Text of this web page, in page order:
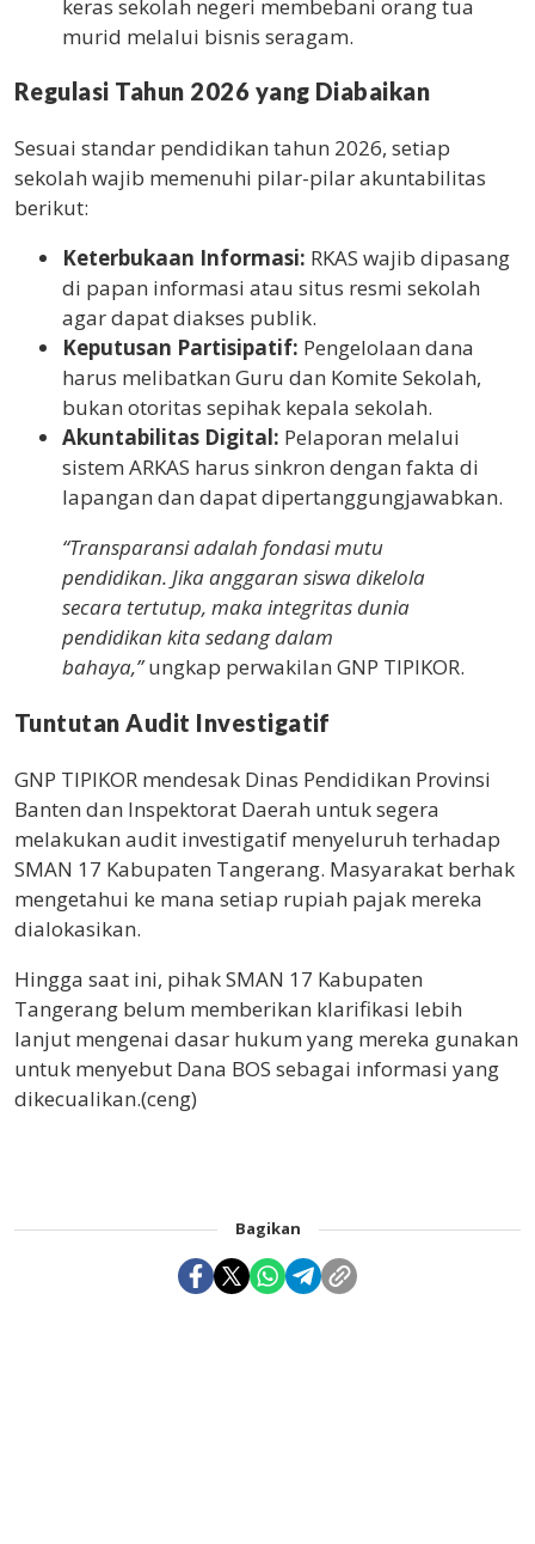
keras sekolah negeri membebani orang tua
murid melalui bisnis seragam.
Regulasi Tahun 2026 yang Diabaikan
Sesuai standar pendidikan tahun 2026, setiap
sekolah wajib memenuhi pilar-pilar akuntabilitas
berikut:
Keterbukaan Informasi: RKAS wajib dipasang
di papan informasi atau situs resmi sekolah
agar dapat diakses publik.
Keputusan Partisipatif: Pengelolaan dana
harus melibatkan Guru dan Komite Sekolah,
bukan otoritas sepihak kepala sekolah.
Akuntabilitas Digital: Pelaporan melalui
sistem ARKAS harus sinkron dengan fakta di
lapangan dan dapat dipertanggungjawabkan.
“Transparansi adalah fondasi mutu
pendidikan. Jika anggaran siswa dikelola
secara tertutup, maka integritas dunia
pendidikan kita sedang dalam
bahaya,”ungkap perwakilan GNP TIPIKOR.
Tuntutan Audit Investigatif
GNP TIPIKOR mendesak Dinas Pendidikan Provinsi
Banten dan Inspektorat Daerah untuk segera
melakukan audit investigatif menyeluruh terhadap
SMAN 17 Kabupaten Tangerang. Masyarakat berhak
mengetahui ke mana setiap rupiah pajak mereka
dialokasikan.
Hingga saat ini, pihak SMAN 17 Kabupaten
Tangerang belum memberikan klarifikasi lebih
lanjut mengenai dasar hukum yang mereka gunakan
untuk menyebut Dana BOS sebagai informasi yang
dikecualikan.(ceng)
Bagikan